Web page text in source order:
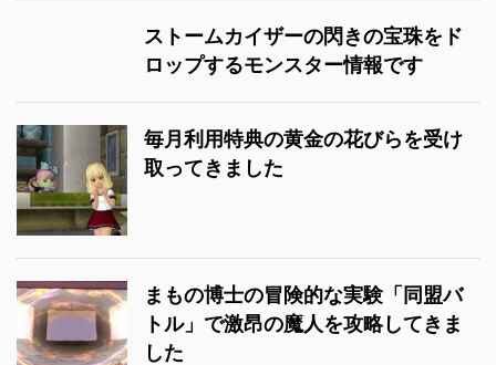
ストームカイザーの閃きの宝珠をド
ロップするモンスター情報です
毎月利用特典の黄金の花びらを受け
取ってきました
まもの博士の冒険的な実験「同盟バ
トル」で激昂の魔人を攻略してきま
した